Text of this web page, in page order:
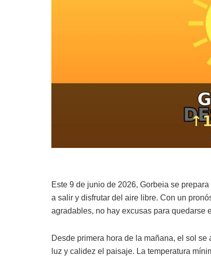
Este 9 de junio de 2026, Gorbeia se
a salir y disfrutar del aire libre. Con un
agradables, no hay excusas para quedarse
Desde primera hora de la mañana, el sol
luz y calidez el paisaje. La temperatura